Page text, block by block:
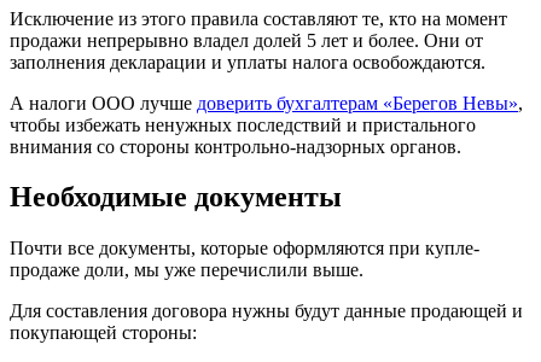
Исключение из этого правила составляют те, кто на момент
продажи непрерывно владел долей 5 лет и более. Они от
заполнения декларации и уплаты налога освобождаются.
А налоги ООО лучше доверить бухгалтерам «Берегов Невы»,
чтобы избежать ненужных последствий и пристального
внимания со стороны контрольно-надзорных органов.
Необходимые документы
Почти все документы, которые оформляются при купле-
продаже доли, мы уже перечислили выше.
Для составления договора нужны будут данные продающей и
покупающей стороны: